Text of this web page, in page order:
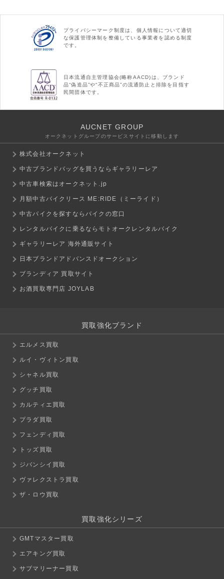
プライバシーマーク制度は、個人情報について適切
な保護管理体制を整備している事業者を認める制度
です。
日本流通自主管理協会(略称AACD)は、ブランド
品“偽造品”や“不正商品”の流通防止と排除を目指す
民間団体です。
AUCNET GROUP
オークネットグループのサービスサイトに移動します
株式会社オークネット
中古ブランドバッグを買うならギャラリーレア
中古車検索はオークネット.jp
月額中古バイクリース ME:RIDE（ミーライド）
中古バイクを探すならバイクの窓口
レンタルバイクに乗るならモトオークレンタルバイク
ギャラリーレア 海外通販サイト
日本ブランドアドバンスドオークション
ブランディア 買取サイト
お酒買取専門店 JOYLAB
買取強化ブランド
エルメス買取
ルイ・ヴィトン買取
シャネル買取
グッチ買取
カルティエ買取
プラダ買取
フェンディ買取
トッズ買取
ジバンシイ買取
ヴァレクストラ買取
ザ・ロウ買取
買取強化シリーズ
GMTマスター買取
エアキング買取
サブマリーナー買取